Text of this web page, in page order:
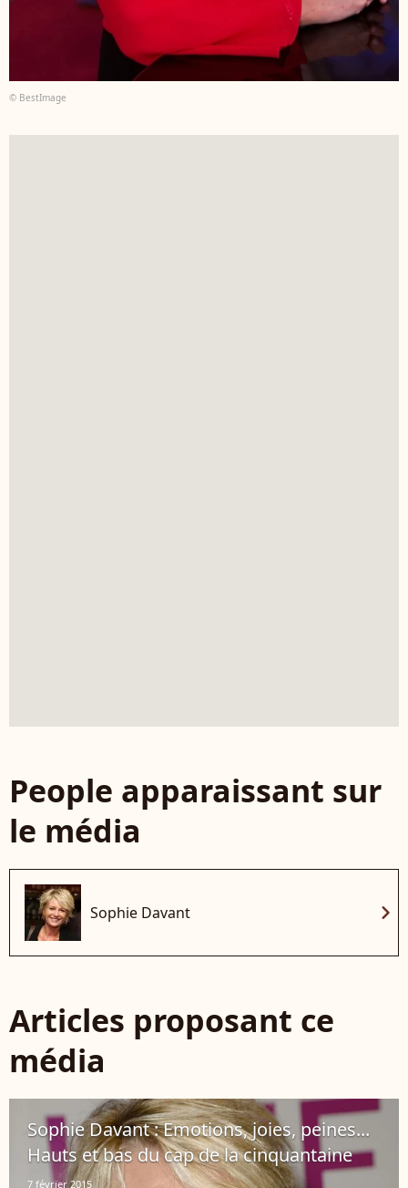
© BestImage
People apparaissant sur
le média
Sophie Davant chevron_right
Articles proposant ce
média
Sophie Davant : Emotions, joies, peines...
Hauts et bas du cap de la cinquantaine
7 février 2015